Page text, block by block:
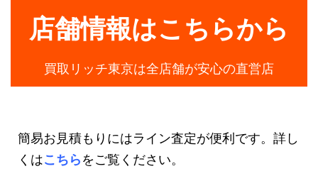
店舗情報はこちらから
買取リッチ東京は全店舗が安心の直営店
簡易お見積もりにはライン査定が便利です。詳し
くはこちらをご覧ください。